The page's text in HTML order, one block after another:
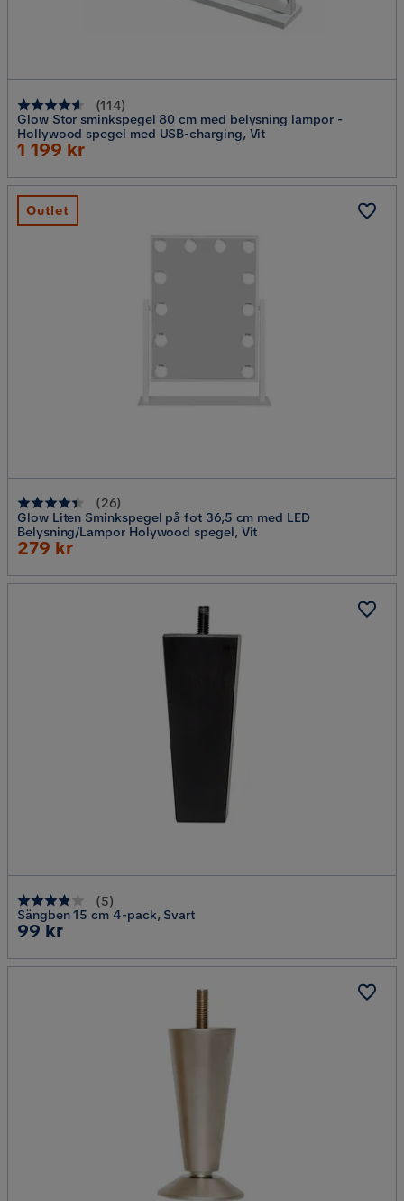
(114)
Glow Stor sminkspegel 80 cm med belysning lampor -
Hollywood spegel med USB-charging, Vit
Rabatterat
1 199 kr
(26)
Glow Liten Sminkspegel på fot 36,5 cm med LED
Belysning/Lampor Holywood spegel, Vit
Rabatterat
279 kr
Outlet
(5)
Sängben 15 cm 4-pack, Svart
Pris
99 kr